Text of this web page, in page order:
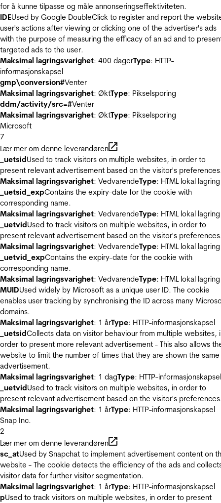
for å kunne tilpasse og måle annonseringseffektiviteten.
IDEUsed by Google DoubleClick to register and report the
user's actions after viewing or clicking one of the advertiser's ads
with the purpose of measuring the efficacy of an ad and to
targeted ads to the user.
Maksimal lagringsvarighet: 400 dagerType: HTTP-
informasjonskapsel
gmp\conversion#Venter
Maksimal lagringsvarighet: ØktType: Pikselsporing
ddm/activity/src=#Venter
Maksimal lagringsvarighet: ØktType: Pikselsporing
Microsoft
7
Lær mer om denne leverandøren
_uetsidUsed to track visitors on multiple websites, in order to
present relevant advertisement based on the visitor's
Maksimal lagringsvarighet: VedvarendeType: HTML lokal lagring
_uetsid_expContains the expiry-date for the cookie with
corresponding name.
Maksimal lagringsvarighet: VedvarendeType: HTML lokal lagring
_uetvidUsed to track visitors on multiple websites, in order to
present relevant advertisement based on the visitor's
Maksimal lagringsvarighet: VedvarendeType: HTML lokal lagring
_uetvid_expContains the expiry-date for the cookie with
corresponding name.
Maksimal lagringsvarighet: VedvarendeType: HTML lokal lagring
MUIDUsed widely by Microsoft as a unique user ID. The cookie
enables user tracking by synchronising the ID across many
domains.
Maksimal lagringsvarighet: 1 årType: HTTP-informasjonskapsel
_uetsidCollects data on visitor behaviour from multiple websites,
order to present more relevant advertisement - This also allows
website to limit the number of times that they are shown the same
advertisement.
Maksimal lagringsvarighet: 1 dagType: HTTP-informasjonskapsel
_uetvidUsed to track visitors on multiple websites, in order to
present relevant advertisement based on the visitor's
Maksimal lagringsvarighet: 1 årType: HTTP-informasjonskapsel
Snap Inc.
2
Lær mer om denne leverandøren
sc_atUsed by Snapchat to implement advertisement content on
website - The cookie detects the efficiency of the ads and
visitor data for further visitor segmentation.
Maksimal lagringsvarighet: 1 årType: HTTP-informasjonskapsel
pUsed to track visitors on multiple websites, in order to present